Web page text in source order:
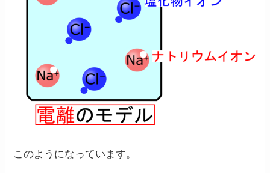
このようになっています。